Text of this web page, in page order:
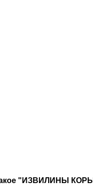
"ИЗВИЛИНЫ КОРЫ